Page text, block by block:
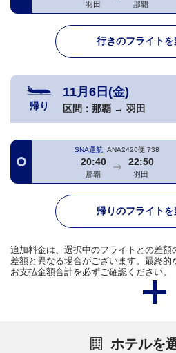
羽田 那覇
行きのフライトを
帰り
11月6日(金)
区間： 那覇 → 羽田
SNA運航 ANA2426便 738
20:40
那覇
22:50
羽田
帰りのフライト
追加料金は、選択中のフライトとの差
差額と異なる場合がございます。最終
お支払金額合計を必ずご確認ください。
ホテルを